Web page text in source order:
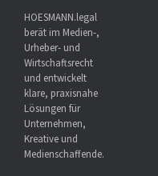
HOESMANN.legal
berät im Medien-,
Urheber- und
Wirtschaftsrecht
und entwickelt
klare, praxisnahe
Lösungen für
Unternehmen,
Kreative und
Medienschaffende.